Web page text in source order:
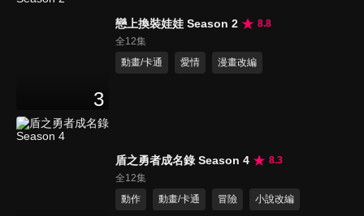
3
戀上換裝娃娃 Season 2
8.8
全12集
動畫/卡通
愛情 漫畫改編
盾之勇者成名錄 Season 4
8.3
全12集
動作
動畫/卡通 冒險 小說改編